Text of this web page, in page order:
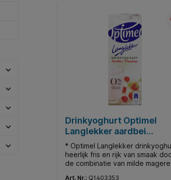
Drinkyoghurt Optimel
Langlekker aardbei
framboos 1liter
* Optimel Langlekker
heerlijk fris en rijk van smaak
de combinatie van milde magere
Art. Nr.: Q1403353